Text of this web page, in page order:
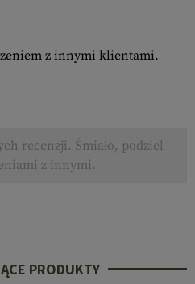
z innymi klientami.
recenzji. Śmiało, podziel
z innymi.
PRODUKTY